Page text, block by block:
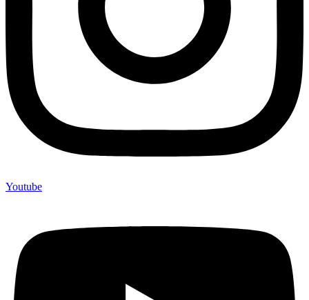
Youtube